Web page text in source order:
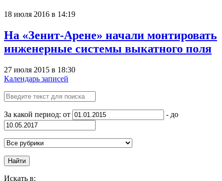
18 июля 2016 в 14:19
На «Зенит-Арене» начали монтировать
инженерные системы выкатного поля
27 июля 2015 в 18:30
Календарь записей
За какой период: от - до
Найти
Искать в: